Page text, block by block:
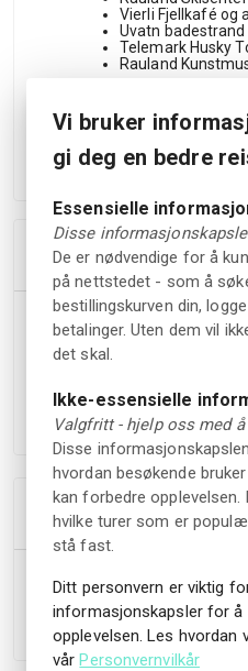
Vierli Fjellkafé og
Uvatn
Telemark Husky
Rauland
Tidspunkt for
Mest populære
Frokostbuffé
inkludert
Familierom
Avbestillingsregler
du avbestiller bestillingen
innsjekkingstid.
Vi bruker
gi deg en bedre
Essensielle
Disse
De er nødvendige for å
på nettstedet - som å
bestillingskurven din,
betalinger. Uten dem vil
det skal.
Ikke-essensielle
Valgfritt - hjelp oss med
Disse
hvordan besøkende
kan forbedre
hvilke turer som er
stå fast.
Ditt personvern er viktig
informasjonskapsler for å
opplevelsen. Les hvordan
vårPersonvernvilkår